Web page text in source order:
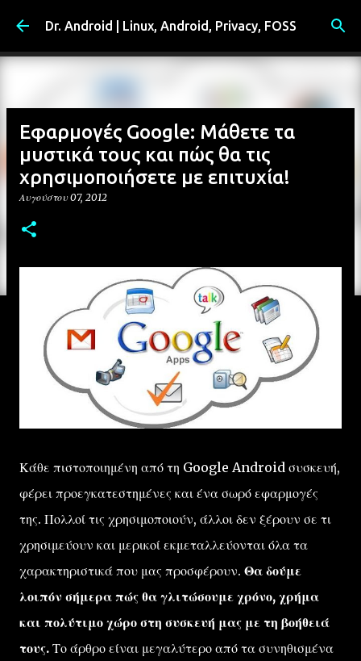
Μετάβαση στο κύριο περιεχόμενο
Dr. Android | Linux, Android, Privacy, FOSS
Εφαρμογές Google: Μάθετε τα
μυστικά τους και πώς θα τις
χρησιμοποιήσετε με επιτυχία!
Αυγούστου 07, 2012
Κάθε πιστοποιημένη από τη Google Android συσκευή,
φέρει προεγκατεστημένες και ένα σωρό εφαρμογές
της. Πολλοί τις χρησιμοποιούν, άλλοι δεν ξέρουν σε τι
χρησιμεύουν και μερικοί εκμεταλλεύονται όλα τα
χαρακτηριστικά που μας προσφέρουν. Θα δούμε
λοιπόν σήμερα πώς θα γλιτώσουμε χρόνο, χρήμα
και πολύτιμο χώρο στη συσκευή μας με τη βοήθειά
τους. Το άρθρο είναι μεγαλύτερο από τα συνηθισμένα